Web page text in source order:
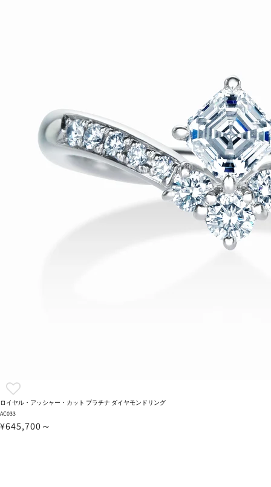
ロイヤル・アッシャー・カット プラチナ ダイヤモンドリング
AC033
¥645,700～